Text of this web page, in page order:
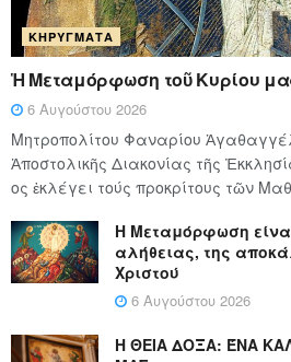
ΚΗΡΎΓΜΑΤΑ
Ἡ Μεταμόρφωση τοῦ Κυρίου
6 Αυγούστου 2026
Μητροπολίτου Φαναρίου
Ἀποστολικῆς Διακονίας τῆς
ος ἐκλέγει τούς προ­κρί­τους τῶν
Η Μεταμόρφωση
αλήθειας, της
Χριστού
6 Αυγούστου 2026
Η ΘΕΙΑ ΔΟΞΑ: ΈΝΑ